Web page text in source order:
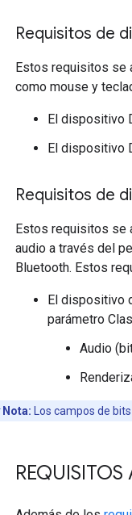
Requisitos de
Estos requisitos se
como mouse y
El dispositivo
El dispositivo
Requisitos de
Estos requisitos se
audio a través del
Bluetooth. Estos
El dispositivo
parámetro
Audio
Nota: Los campos de